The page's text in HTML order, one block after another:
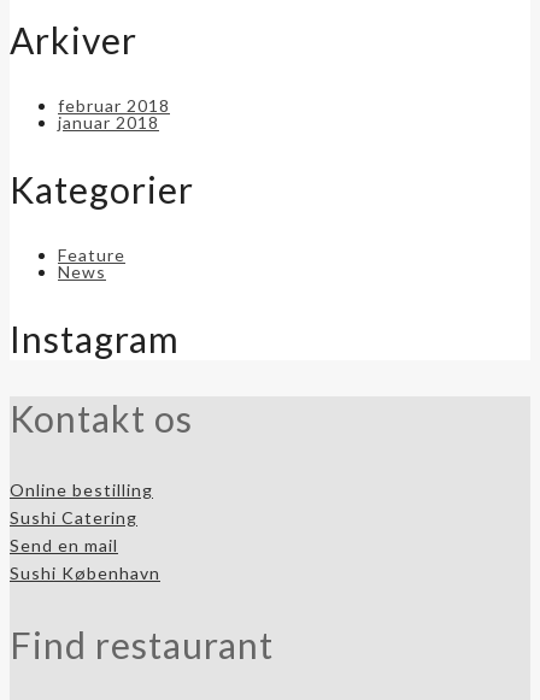
Arkiver
februar 2018
januar 2018
Kategorier
Feature
News
Instagram
Kontakt os
Online bestilling
Sushi Catering
Send en mail
Sushi København
Find restaurant